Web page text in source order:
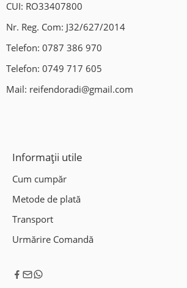
Servicii:
Vulcanizare;
Sudura jante aliaj;
Vanzare si programare senzori presiune
Program:
CUI: RO33407800
Nr. Reg. Com: J32/627/2014
Telefon: 0787 386 970
Telefon: 0749 717 605
Mail: reifendoradi@gmail.com
Informații utile
Cum cumpăr
Metode de plată
Transport
Urmărire Comandă